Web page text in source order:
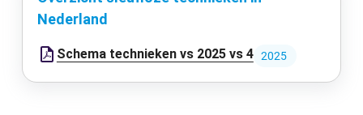
Nederland
Schema technieken vs 2025 vs 4 2025